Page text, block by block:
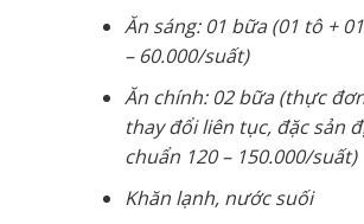
Ăn sáng: 01 bữa (01 tô +
– 60.000/suất)
Ăn chính: 02 bữa (thực
thay đổi liên tục, đặc sản
chuẩn 120 – 150.000/suất)
Khăn lạnh, nước suối